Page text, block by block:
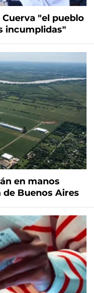
Cuerva "el pueblo
incumplidas"
en manos
Buenos Aires